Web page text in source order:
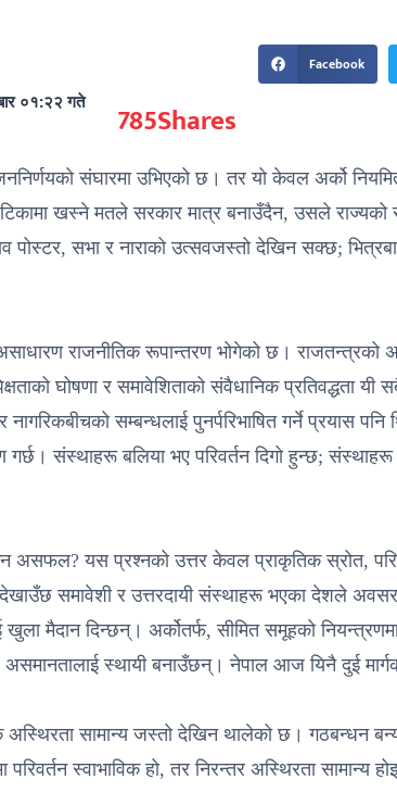
०१:२२ गते
Shares
785
Facebook
संघारमा उभिएको छ। तर यो केवल अर्को नियमित
खस्ने मतले सरकार मात्र बनाउँदैन, उसले राज्यको
पोस्टर, सभा र नाराको उत्सवजस्तो देखिन सक्छ;
राजनीतिक रूपान्तरण भोगेको छ। राजतन्त्रको
घोषणा र समावेशिताको संवैधानिक प्रतिवद्धता
सम्बन्धलाई पुनर्परिभाषित गर्ने प्रयास
गर्छ। संस्थाहरू बलिया भए परिवर्तन दिगो हुन्छ;
असफल? यस प्रश्नको उत्तर केवल प्राकृतिक स्रोत,
समावेशी र उत्तरदायी संस्थाहरू भएका देशले अवसर
खुला मैदान दिन्छन्। अर्कोतर्फ, सीमित समूहको
असमानतालाई स्थायी बनाउँछन्। नेपाल आज यिनै दुई
अस्थिरता सामान्य जस्तो देखिन थालेको छ। गठबन्धन
स्वाभाविक हो, तर निरन्तर अस्थिरता सामान्य